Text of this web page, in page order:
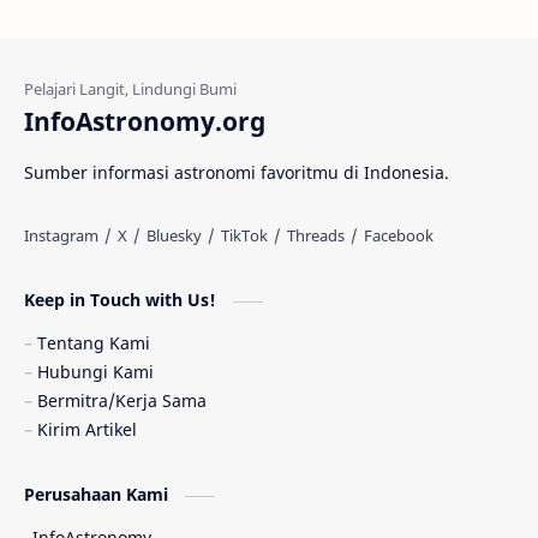
Gerhana Matahari
Quasar
Ulasan
Gelombang Gravitasi
InfoAstronomy.org
Sumber informasi astronomi favoritmu di Indonesia.
Keep in Touch with Us!
Tentang Kami
Hubungi Kami
Bermitra/Kerja Sama
Kirim Artikel
Perusahaan Kami